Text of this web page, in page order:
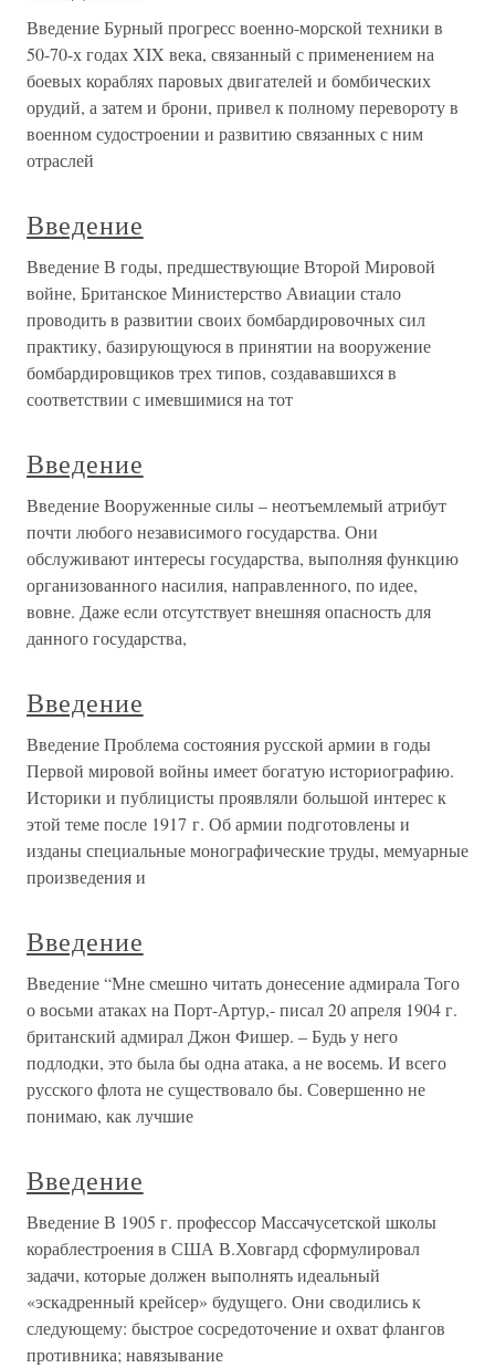
Введение Бурный прогресс военно-морской техники в
50-70-х годах XIX века, связанный с применением на
боевых кораблях паровых двигателей и бомбических
орудий, а затем и брони, привел к полному перевороту в
военном судостроении и развитию связанных с ним
отраслей
Введение
Введение В годы, предшествующие Второй Мировой
войне, Британское Министерство Авиации стало
проводить в развитии своих бомбардировочных сил
практику, базирующуюся в принятии на вооружение
бомбардировщиков трех типов, создававшихся в
соответствии с имевшимися на тот
Введение
Введение Вооруженные силы – неотъемлемый атрибут
почти любого независимого государства. Они
обслуживают интересы государства, выполняя функцию
организованного насилия, направленного, по идее,
вовне. Даже если отсутствует внешняя опасность для
данного государства,
Введение
Введение Проблема состояния русской армии в годы
Первой мировой войны имеет богатую историографию.
Историки и публицисты проявляли большой интерес к
этой теме после 1917 г. Об армии подготовлены и
изданы специальные монографические труды, мемуарные
произведения и
Введение
Введение “Мне смешно читать донесение адмирала Того
о восьми атаках на Порт-Артур,- писал 20 апреля 1904 г.
британский адмирал Джон Фишер. – Будь у него
подлодки, это была бы одна атака, а не восемь. И всего
русского флота не существовало бы. Совершенно не
понимаю, как лучшие
Введение
Введение В 1905 г. профессор Массачусетской школы
кораблестроения в США В.Ховгард сформулировал
задачи, которые должен выполнять идеальный
«эскадренный крейсер» будущего. Они сводились к
следующему: быстрое сосредоточение и охват флангов
противника; навязывание